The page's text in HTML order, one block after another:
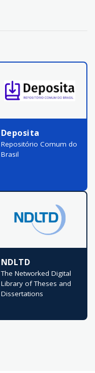
Deposita
Repositório Comum do
Brasil
NDLTD
The Networked Digital
Library of Theses and
Dissertations